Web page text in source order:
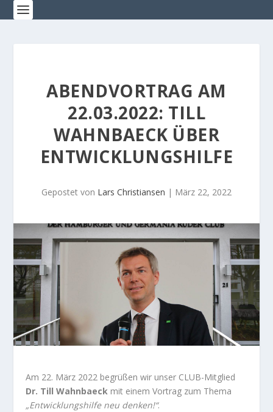
ABENDVORTRAG AM
22.03.2022: TILL
WAHNBAECK ÜBER
ENTWICKLUNGSHILFE
Gepostet von Lars Christiansen | März 22, 2022
Am 22. März 2022 begrüßen wir unser CLUB-Mitglied
Dr. Till Wahnbaeck mit einem Vortrag zum Thema
„Entwicklungshilfe neu denken!“.